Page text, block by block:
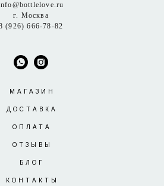
г. Москва
(926) 666-78-82
МАГАЗИН
ДОСТАВКА
ОПЛАТА
ОТЗЫВЫ
БЛОГ
КОНТАКТЫ